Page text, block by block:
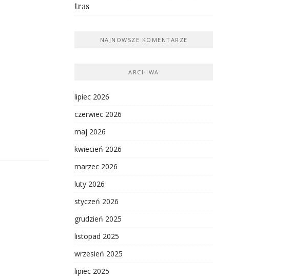
tras
NAJNOWSZE KOMENTARZE
ARCHIWA
lipiec 2026
czerwiec 2026
maj 2026
kwiecień 2026
marzec 2026
luty 2026
styczeń 2026
grudzień 2025
listopad 2025
wrzesień 2025
lipiec 2025